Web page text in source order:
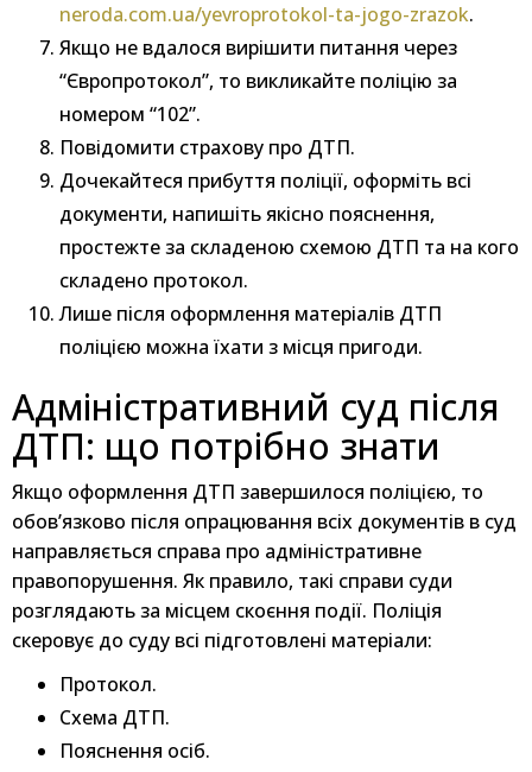
neroda.com.ua/yevroprotokol-ta-jogo-zrazok.
Якщо не вдалося вирішити питання через
“Європротокол”, то викликайте поліцію за
номером “102”.
Повідомити страхову про ДТП.
Дочекайтеся прибуття поліції, оформіть всі
документи, напишіть якісно пояснення,
простежте за складеною схемою ДТП та на кого
складено протокол.
Лише після оформлення матеріалів ДТП
поліцією можна їхати з місця пригоди.
Адміністративний суд після
ДТП: що потрібно знати
Якщо оформлення ДТП завершилося поліцією, то
обов’язково після опрацювання всіх документів в суд
направляється справа про адміністративне
правопорушення. Як правило, такі справи суди
розглядають за місцем скоєння події. Поліція
скеровує до суду всі підготовлені матеріали:
Протокол.
Схема ДТП.
Пояснення осіб.